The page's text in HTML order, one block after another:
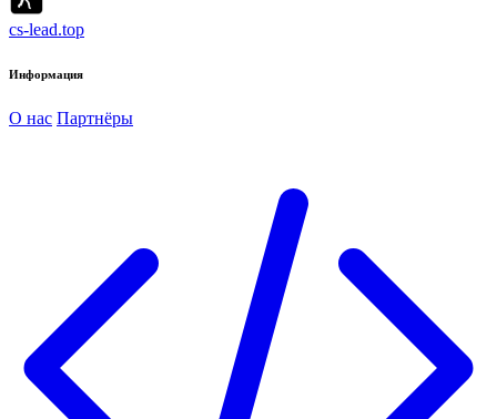
cs-lead.top
Информация
О нас Партнёры